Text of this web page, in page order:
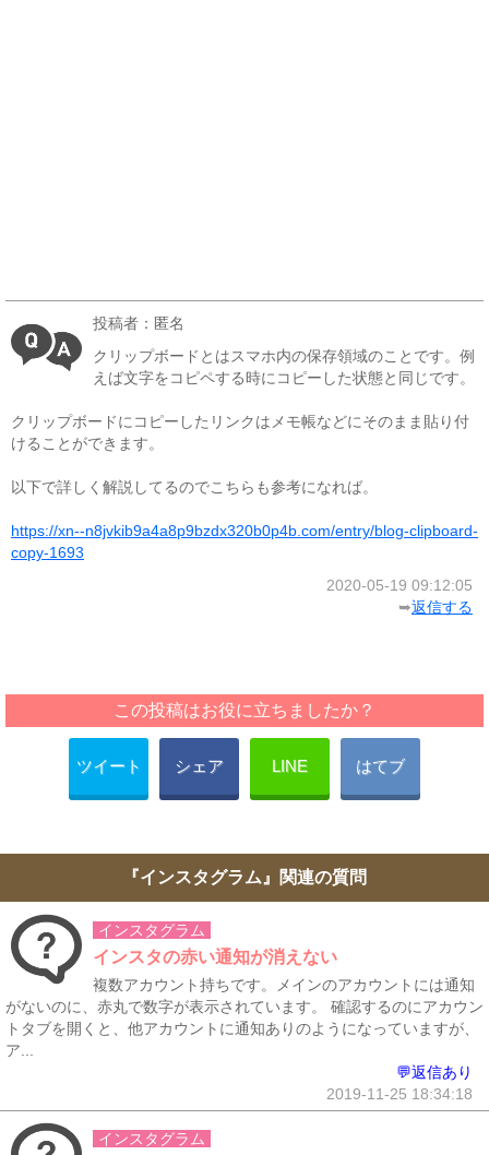
投稿者：匿名
クリップボードとはスマホ内の保存領域のことです。例
えば文字をコピペする時にコピーした状態と同じです。
クリップボードにコピーしたリンクはメモ帳などにそのまま貼り付
けることができます。
以下で詳しく解説してるのでこちらも参考になれば。
https://xn--n8jvkib9a4a8p9bzdx320b0p4b.com/entry/blog-clipboard-
copy-1693
2020-05-19 09:12:05
➥返信する
この投稿はお役に立ちましたか？
ツイート シェア LINE はてブ
『インスタグラム』関連の質問
インスタグラム
インスタの赤い通知が消えない
複数アカウント持ちです。メインのアカウントには通知
がないのに、赤丸で数字が表示されています。 確認するのにアカウン
トタブを開くと、他アカウントに通知ありのようになっていますが、
ア...
💬返信あり
2019-11-25 18:34:18
インスタグラム